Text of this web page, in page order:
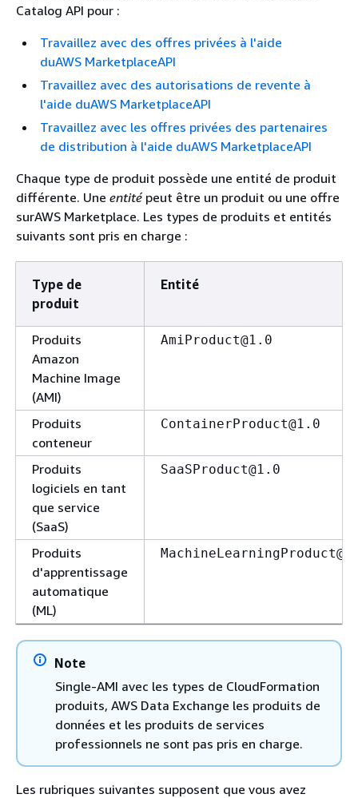
Catalog API pour :
Travaillez avec des offres privées à l'aide
duAWS MarketplaceAPI
Travaillez avec des autorisations de revente à
l'aide duAWS MarketplaceAPI
Travaillez avec les offres privées des partenaires
de distribution à l'aide duAWS MarketplaceAPI
Chaque type de produit possède une entité de produit
différente. Une entitépeut être un produit ou une offre
surAWS Marketplace. Les types de produits et entités
suivants sont pris en charge :
Type de
produit
Entité
Produits
Amazon
Machine Image
(AMI)
AmiProduct@1.0
Produits
conteneur
ContainerProduct@1.0
Produits
logiciels en tant
que service
(SaaS)
SaaSProduct@1.0
Produits
d'apprentissage
automatique
(ML)
Note
Single-AMI avec les types de CloudFormation
produits, AWS Data Exchange les produits de
données et les produits de services
professionnels ne sont pas pris en charge.
Les rubriques suivantes supposent que vous avez